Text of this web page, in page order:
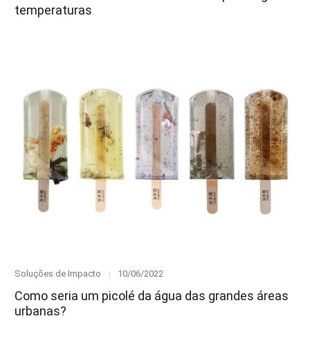
temperaturas
Category
Soluções de Impacto
Posted
10/06/2022
Como seria um picolé da água das grandes áreas
urbanas?